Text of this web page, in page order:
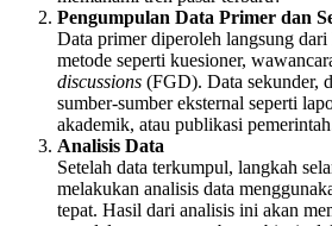
Pengumpulan Data Primer dan
Data primer diperoleh langsung
metode seperti kuesioner,
discussions (FGD). Data sekunder,
sumber-sumber eksternal seperti
akademik, atau publikasi
Analisis Data
Setelah data terkumpul, langkah
melakukan analisis data
tepat. Hasil dari analisis ini akan